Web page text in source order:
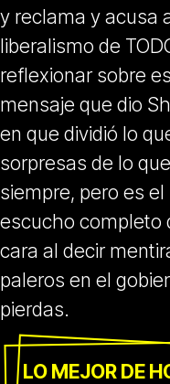
y reclama y acusa
liberalismo de
reflexionar sobre
mensaje que dio
en que dividió lo
sorpresas de lo
siempre, pero es
escucho completo
cara al decir
paleros en el
pierdas.
LO MEJOR DE